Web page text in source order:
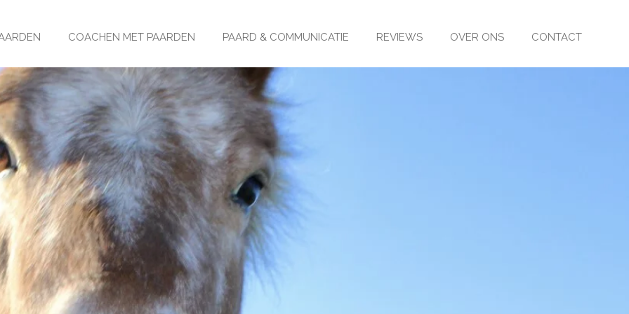
COACHEN MET PAARDEN PAARD & COMMUNICATIE REVIEWS OVER ONS CONTACT